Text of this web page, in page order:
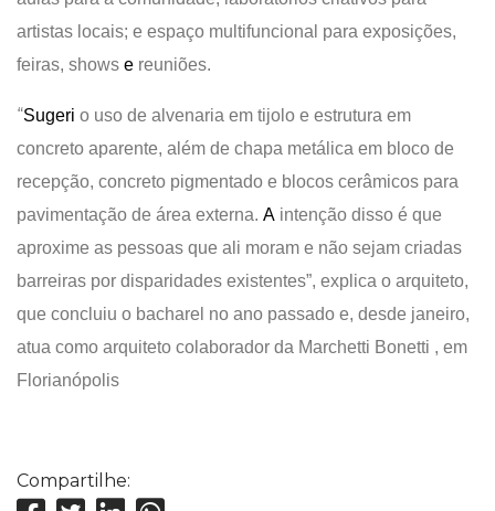
artistas locais; e espaço multifuncional para exposições,
feiras, shows e reuniões.
“Sugeri o uso de alvenaria em tijolo e estrutura em
concreto aparente, além de chapa metálica em bloco de
recepção, concreto pigmentado e blocos cerâmicos para
pavimentação de área externa. A intenção disso é que
aproxime as pessoas que ali moram e não sejam criadas
barreiras por disparidades existentes”, explica o arquiteto,
que concluiu o bacharel no ano passado e, desde janeiro,
atua como arquiteto colaborador da Marchetti Bonetti , em
Florianópolis
Compartilhe: